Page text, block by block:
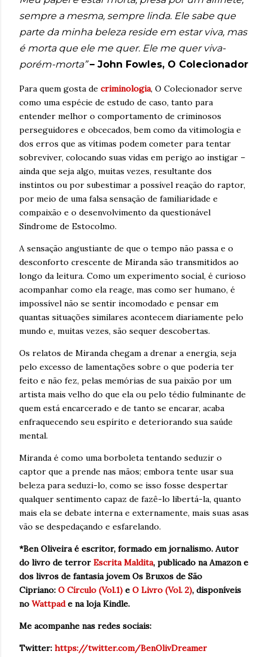
sempre a mesma, sempre linda. Ele sabe que
parte da minha beleza reside em estar viva, mas
é morta que ele me quer. Ele me quer viva-
porém-morta” – John Fowles, O Colecionador
Para quem gosta de criminologia, O Colecionador serve
como uma espécie de estudo de caso, tanto para
entender melhor o comportamento de criminosos
perseguidores e obcecados, bem como da vitimologia e
dos erros que as vítimas podem cometer para tentar
sobreviver, colocando suas vidas em perigo ao instigar –
ainda que seja algo, muitas vezes, resultante dos
instintos ou por subestimar a possível reação do raptor,
por meio de uma falsa sensação de familiaridade e
compaixão e o desenvolvimento da questionável
Síndrome de Estocolmo.
A sensação angustiante de que o tempo não passa e o
desconforto crescente de Miranda são transmitidos ao
longo da leitura. Como um experimento social, é curioso
acompanhar como ela reage, mas como ser humano, é
impossível não se sentir incomodado e pensar em
quantas situações similares acontecem diariamente pelo
mundo e, muitas vezes, são sequer descobertas.
Os relatos de Miranda chegam a drenar a energia, seja
pelo excesso de lamentações sobre o que poderia ter
feito e não fez, pelas memórias de sua paixão por um
artista mais velho do que ela ou pelo tédio fulminante de
quem está encarcerado e de tanto se encarar, acaba
enfraquecendo seu espírito e deteriorando sua saúde
mental.
Miranda é como uma borboleta tentando seduzir o
captor que a prende nas mãos; embora tente usar sua
beleza para seduzi-lo, como se isso fosse despertar
qualquer sentimento capaz de fazê-lo libertá-la, quanto
mais ela se debate interna e externamente, mais suas asas
vão se despedaçando e esfarelando.
*Ben Oliveira é escritor, formado em jornalismo. Autor
do livro de terror Escrita Maldita, publicado na Amazon e
dos livros de fantasia jovem Os Bruxos de São
Cipriano: O Círculo (Vol.1) e O Livro (Vol. 2), disponíveis
no Wattpad e na loja Kindle.
Me acompanhe nas redes sociais:
Twitter: https://twitter.com/BenOlivDreamer